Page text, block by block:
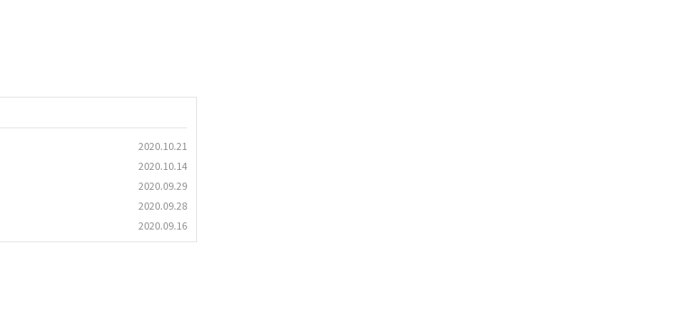
2020.10.21
2020.10.14
2020.09.29
2020.09.28
2020.09.16